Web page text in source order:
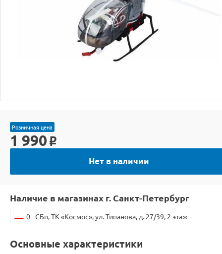
Розничная цена
1 990 o
Нет в наличии
Наличие в магазинах г. Санкт-Петербург
0 СБп, ТК «Космос», ул. Типанова, д. 27/39, 2 этаж
Основные характеристики